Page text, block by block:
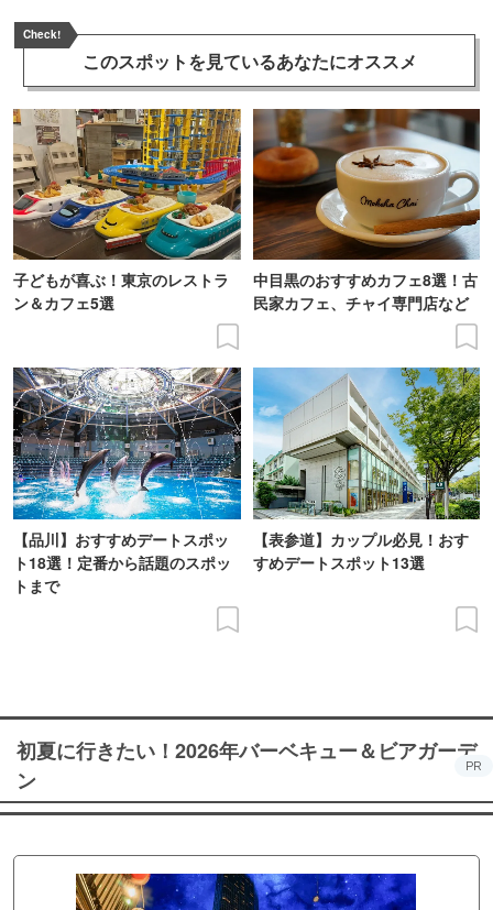
Check!
このスポットを見ているあなたにオススメ
子どもが喜ぶ！東京のレストラ
ン＆カフェ5選
中目黒のおすすめカフェ8選！古
民家カフェ、チャイ専門店など
【品川】おすすめデートスポッ
ト18選！定番から話題のスポッ
トまで
【表参道】カップル必見！おす
すめデートスポット13選
初夏に行きたい！2026年バーベキュー＆ビアガーデ
ン
PR